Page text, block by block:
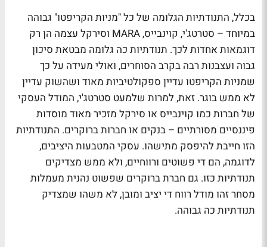
בכלל, התנודתיות הגלומה של כל "מניות הקריפטו" גבוהה
במיוחד
– סטרטג'י, קוינבייס, MARA וסירקל עצמה הן רק
דוגמאות אחדות לכך. תנודתיות כה גלומה מבטאת סיכון
גבוה ועצבנות רבה בקרב הסוחרים, ואולי מעידה על כך
שמניות הקריפטו עדיין ספקולטיביות מאוד ושהשוק עדיין
לא ממש בוגר. זאת, למרות שלמעט סטרטג'י, המודל העסקי
של חברות כמו קוינבייס או סירקל מזכיר מאוד מוסדות
פיננסיים מסורתיים – בנקים או חברות ברוקרים. התנודתיות
הזו חייבת להיפסק מתישהו. עסקי המטבעות היציבים,
לדוגמה, הם די פשוטים ורווחיים, ולא ממש מצדיקים
תנודתיות כזו. גם חברת ברוקרים שפשוט נהנית מעמלות
מסחר זהו מודל רווח די יציב ומובן, לא משהו שמצדיק
תנודתיות כה גבוהה.